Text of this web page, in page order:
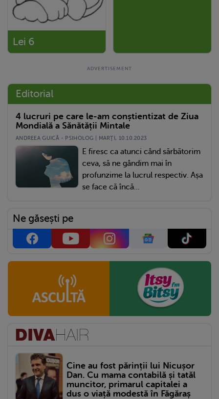
Lei 6
Editorial
4 lucruri pe care le-am conștientizat de Ziua
Mondială a Sănătății Mintale
ANDREEA GUICĂ - PSIHOLOG | MARŢI, 10.10.2023
E firesc ca atunci când sărbătorim
ceva, să ne gândim mai în
profunzime la lucrul respectiv. Așa
se face că încă...
Ne găsești pe
Cine au fost părinții lui Nicușor
Dan. Cu mama contabilă și tatăl
muncitor, primarul capitalei a
dus o viață modestă în Făgăraș